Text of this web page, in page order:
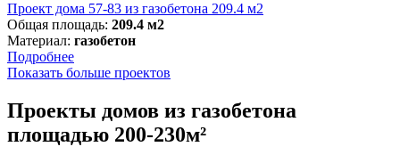
Проект дома 57-83 из газобетона 209.4 м2
Общая площадь: 209.4 м2
Материал: газобетон
Подробнее
Показать больше проектов
Проекты домов из газобетона
площадью 200-230м²